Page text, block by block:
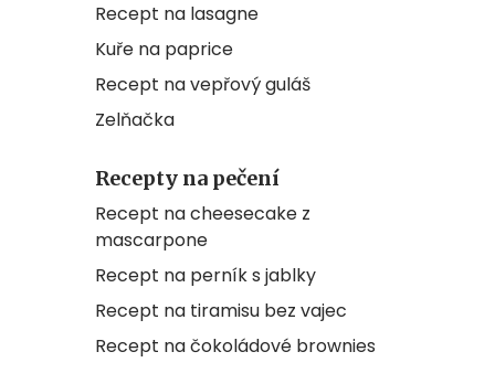
Recept na lasagne
Kuře na paprice
Recept na vepřový guláš
Zelňačka
Recepty na pečení
Recept na cheesecake z
mascarpone
Recept na perník s jablky
Recept na tiramisu bez vajec
Recept na čokoládové brownies